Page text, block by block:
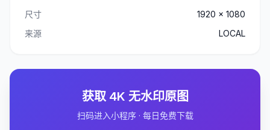
尺寸
1920 x 1080
来源
LOCAL
获取 4K 无水印原图
扫码进入小程序 · 每日免费下载